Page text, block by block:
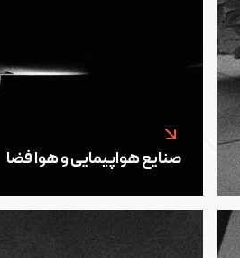
صنایع هواپیمایی و هوا فضا